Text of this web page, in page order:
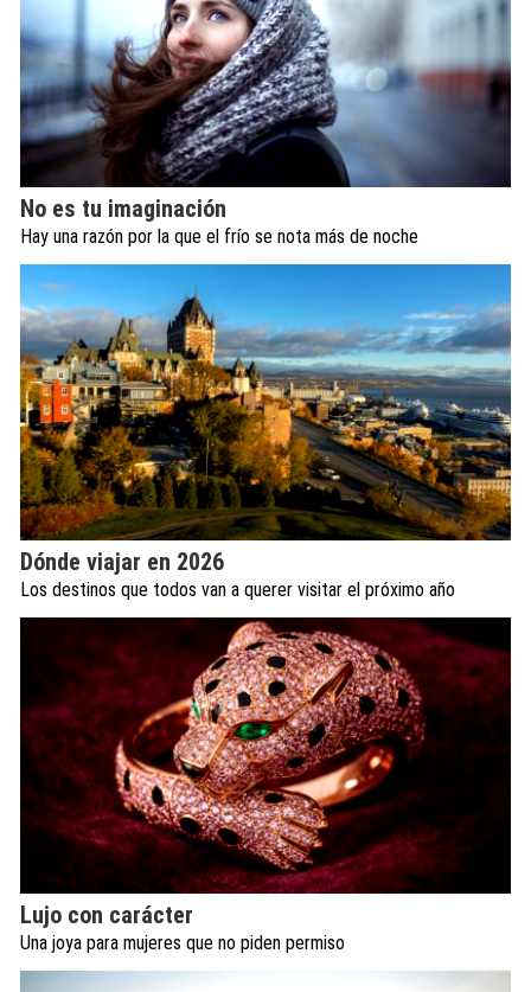
No es tu imaginación
Hay una razón por la que el frío se nota más de noche
Dónde viajar en 2026
Los destinos que todos van a querer visitar el próximo año
Lujo con carácter
Una joya para mujeres que no piden permiso